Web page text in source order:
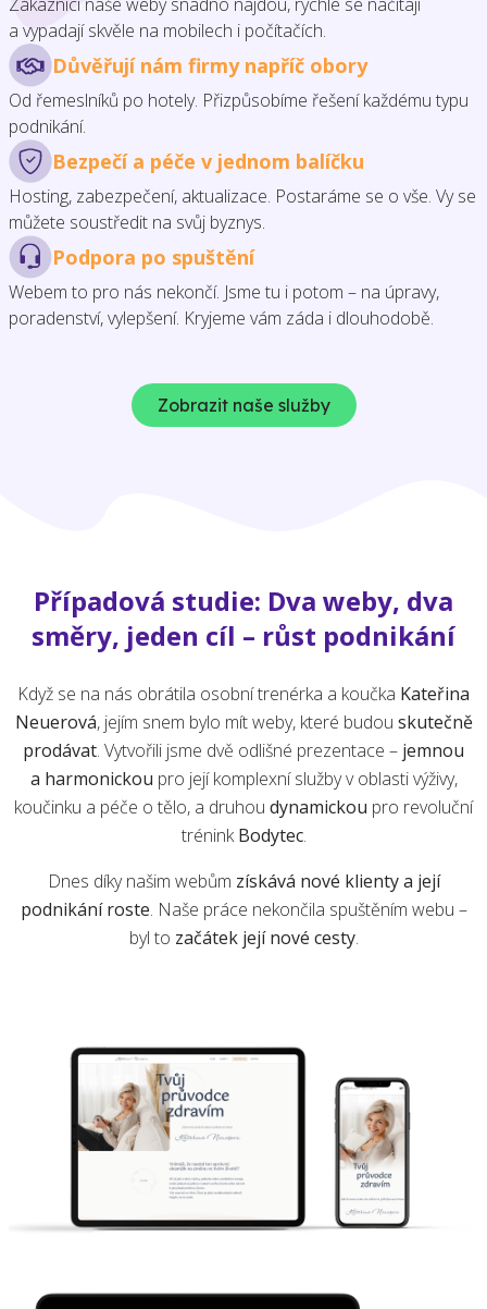
a vypadají skvěle na mobilech i počítačích.
Důvěřují nám firmy napříč obory
Od řemeslníků po hotely. Přizpůsobíme řešení každému typu
podnikání.
Bezpečí a péče v jednom balíčku
Hosting, zabezpečení, aktualizace. Postaráme se o vše. Vy se
můžete soustředit na svůj byznys.
Podpora po spuštění
Webem to pro nás nekončí. Jsme tu i potom – na úpravy,
poradenství, vylepšení. Kryjeme vám záda i dlouhodobě.
Zobrazit naše služby
Případová studie: Dva weby, dva
směry, jeden cíl – růst podnikání
Když se na nás obrátila osobní trenérka a koučka Kateřina
Neuerová, jejím snem bylo mít weby, které budou skutečně
prodávat. Vytvořili jsme dvě odlišné prezentace – jemnou
a harmonickou pro její komplexní služby v oblasti výživy,
koučinku a péče o tělo, a druhou dynamickou pro revoluční
tréninkBodytec.
Dnes díky našim webům získává nové klienty a její
podnikání roste. Naše práce nekončila spuštěním webu –
byl to začátek její nové cesty.